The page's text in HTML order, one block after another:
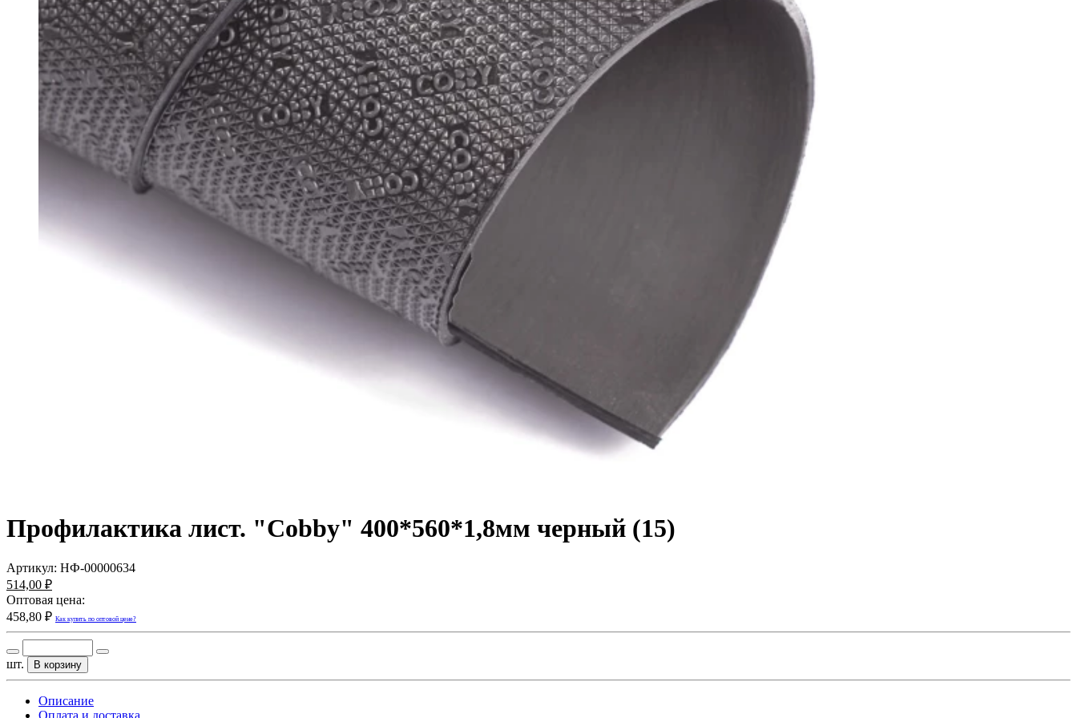
Профилактика лист. "Cobby" 400*560*1,8мм черный (15)
Артикул: НФ-00000634
514,00 ₽
Оптовая цена:
458,80 ₽ Как купить по оптовой цене?
шт. В корзину
Описание
Оплата и доставка